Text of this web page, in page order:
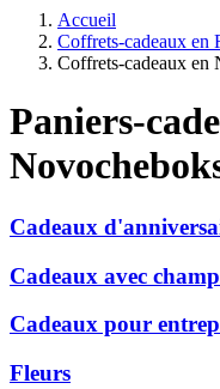
Accueil
Coffrets-cadeaux en
Coffrets-cadeaux en
Paniers-
Cadeaux
Cadeaux avec
Cadeaux pour
Fleurs